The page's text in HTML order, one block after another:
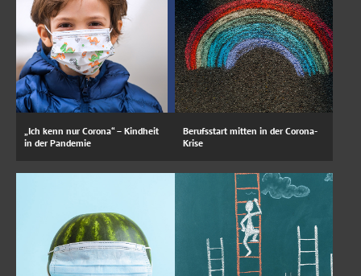
„Ich kenn nur Corona“ – Kindheit
in der Pandemie
Berufsstart mitten in der Corona-
Krise